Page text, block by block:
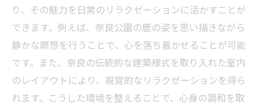
り、その魅力を日常のリラクゼーションに活かすことが
できます。例えば、奈良公園の鹿の姿を思い描きながら
静かな瞑想を行うことで、心を落ち着かせることが可能
です。また、奈良の伝統的な建築様式を取り入れた室内
のレイアウトにより、視覚的なリラクゼーションを得ら
れます。こうした環境を整えることで、心身の調和を取